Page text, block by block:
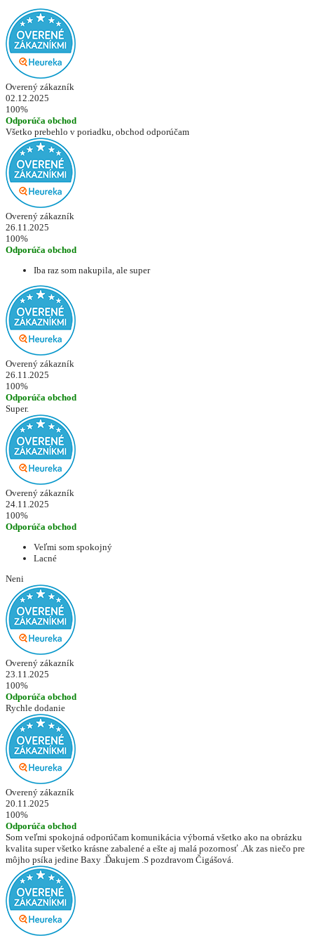
Overený zákazník
02.12.2025
100%
Odporúča obchod
Všetko prebehlo v poriadku, obchod odporúčam
Overený zákazník
26.11.2025
100%
Odporúča obchod
Iba raz som nakupila, ale super
Overený zákazník
26.11.2025
100%
Odporúča obchod
Super.
Overený zákazník
24.11.2025
100%
Odporúča obchod
Veľmi som spokojný
Lacné
Neni
Overený zákazník
23.11.2025
100%
Odporúča obchod
Rychle dodanie
Overený zákazník
20.11.2025
100%
Odporúča obchod
Som veľmi spokojná odporúčam komunikácia výborná všetko ako na obrázku
kvalita super všetko krásne zabalené a ešte aj malá pozornosť .Ak zas niečo pre
môjho psíka jedine Baxy .Ďakujem .S pozdravom Čigášová.